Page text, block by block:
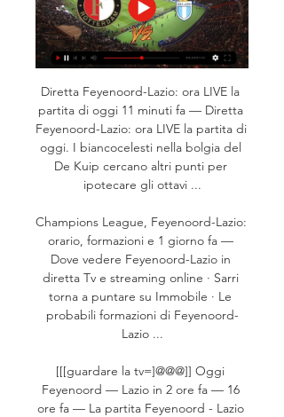
Diretta Feyenoord-Lazio: ora LIVE la
partita di oggi 11 minuti fa — Diretta
Feyenoord-Lazio: ora LIVE la partita di
oggi. I biancocelesti nella bolgia del
De Kuip cercano altri punti per
ipotecare gli ottavi ...
Champions League, Feyenoord-Lazio:
orario, formazioni e 1 giorno fa —
Dove vedere Feyenoord-Lazio in
diretta Tv e streaming online · Sarri
torna a puntare su Immobile · Le
probabili formazioni di Feyenoord-
Lazio ...
[[[guardare la tv=]@@@]] Oggi
Feyenoord — Lazio in 2 ore fa — 16
ore fa — La partita Feyenoord - Lazio